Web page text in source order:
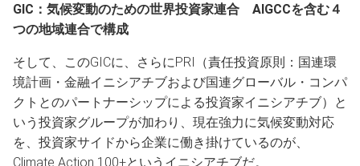
GIC：気候変動のための世界投資家連合 AIGCCを含む４
つの地域連合で構成
そして、このGICに、さらにPRI（責任投資原則：国連環
境計画・金融イニシアチブおよび国連グローバル・コンパ
クトとのパートナーシップによる投資家イニシアチブ）と
いう投資家グループが加わり、現在強力に気候変動対応
を、投資家サイドから企業に働き掛けているのが、
Climate Action 100+というイニシアチブだ。